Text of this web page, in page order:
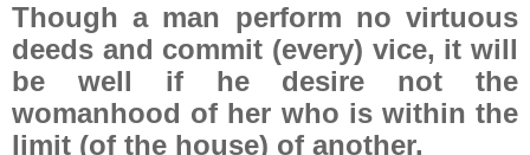
Though a man perform no virtuous
deeds and commit (every) vice, it will
be well if he desire not the
womanhood of her who is within the
limit (of the house) of another.